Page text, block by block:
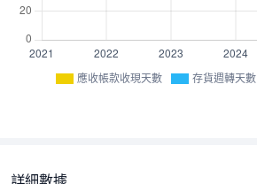
應收帳款收現天數 存貨週轉天數
詳細數據